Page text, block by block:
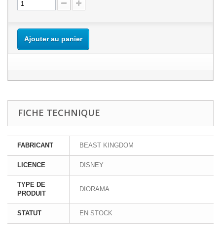
Ajouter au panier
FICHE TECHNIQUE
FABRICANT BEAST KINGDOM
LICENCE DISNEY
TYPE DE
PRODUIT
DIORAMA
STATUT EN STOCK